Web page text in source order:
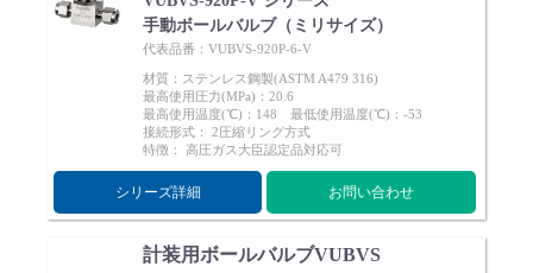
手動ボールバルブ（ミリサイズ）
代表品番：VUBVS-920P-6-V
材質：ステンレス鋼製(ASTM A479 316)
最高使用圧力(MPa)：20.6
最高使用温度(℃)：148 最低使用温度(℃)：-53
接続形式： 2圧縮リング方式
特徴： 高圧ガス大臣認定品対応可
シリーズ詳細 お問い合わせ
計装用ボールバルブVUBVS